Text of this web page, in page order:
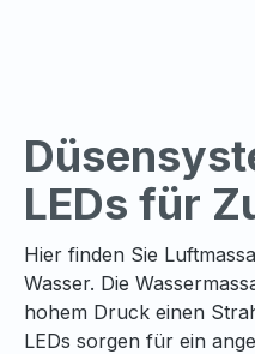
LEDs für
Hier finden Sie
Wasser. Die
hohem Druck einen
LEDs sorgen für ein